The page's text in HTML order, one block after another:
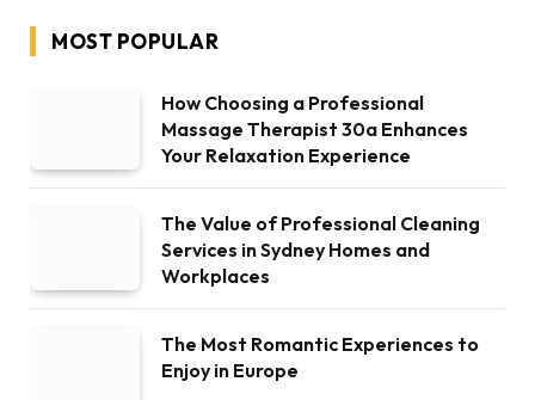
MOST POPULAR
How Choosing a Professional
Massage Therapist 30a Enhances
Your Relaxation Experience
The Value of Professional Cleaning
Services in Sydney Homes and
Workplaces
The Most Romantic Experiences to
Enjoy in Europe